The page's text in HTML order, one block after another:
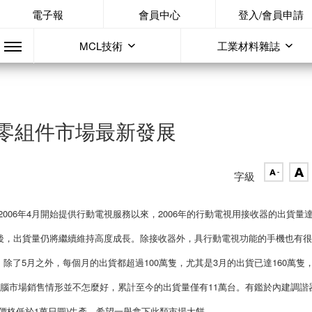
電子報 會員中心 登入/會員申請
MCL技術 工業材料雜誌
組件市場最新發展
字級
年4月開始提供行動電視服務以來，2006年的行動電視用接收器的出貨量
出貨量仍將繼續維持高度成長。除接收器外，具行動電視功能的手機也有
了5月之外，每個月的出貨都超過100萬隻，尤其是3月的出貨已達160萬隻
市場銷售情形並不怎麼好，累計至今的出貨量僅有11萬台。有鑑於內建調諧